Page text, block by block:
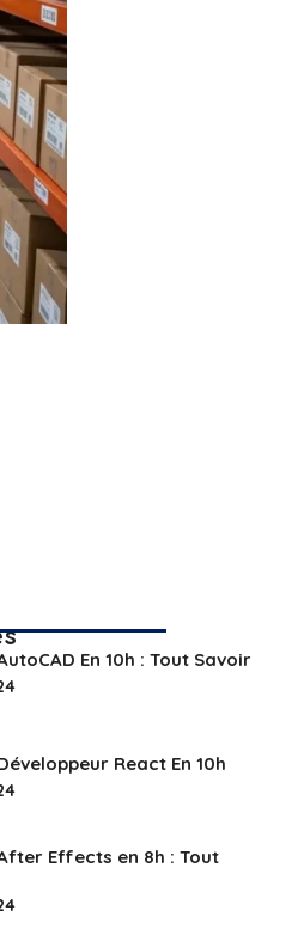
En 10h : Tout Savoir
React En 10h
Effects en 8h : Tout